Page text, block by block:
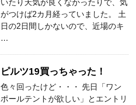
いたり天気が良くなかったりで、気
がつけば2カ月経っていました。 土
日の2日間しかないので、近場のキ
…
ピルツ19買っちゃった！
色々回ったけど・・・ 先日「ワン
ポールテントが欲しい」とエントリ